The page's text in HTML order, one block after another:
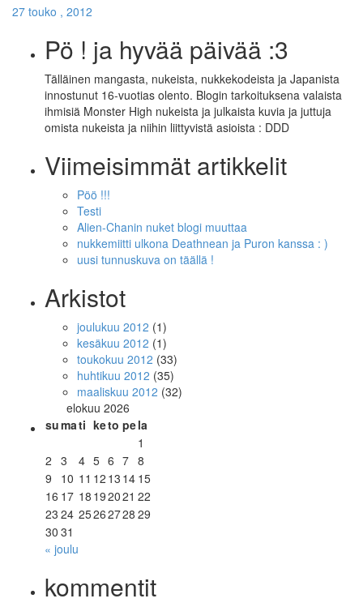
27 touko , 2012
Pö ! ja hyvää päivää :3
Tälläinen mangasta, nukeista, nukkekodeista ja Japanista
innostunut 16-vuotias olento. Blogin tarkoituksena valaista
ihmisiä Monster High nukeista ja julkaista kuvia ja juttuja
omista nukeista ja niihin liittyvistä asioista : DDD
Viimeisimmät artikkelit
Pöö !!!
Testi
Alien-Chanin nuket blogi muuttaa
nukkemiitti ulkona Deathnean ja Puron kanssa : )
uusi tunnuskuva on täällä !
Arkistot
joulukuu 2012 (1)
kesäkuu 2012 (1)
toukokuu 2012 (33)
huhtikuu 2012 (35)
maaliskuu 2012 (32)
elokuu 2026
sumati keto pela
1
2 3 4 5 6 7 8
9
10 11 12 13 14 15
16 17 18 192021 22
23 24 25262728 29
30 31
« joulu
kommentit